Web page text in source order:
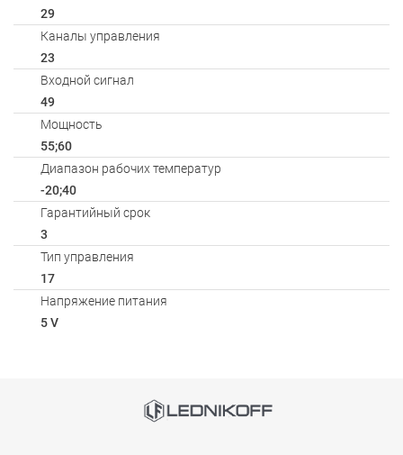
29
Каналы управления
23
Входной сигнал
49
Мощность
55;60
Диапазон рабочих температур
-20;40
Гарантийный срок
3
Тип управления
17
Напряжение питания
5 V